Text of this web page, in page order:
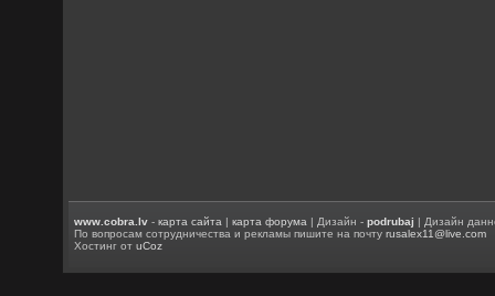
www.cobra.lv -карта сайта |карта форума | Дизайн -podrubaj | Дизайн
По вопросам сотрудничества и рекламы пишите на почтуrusalex11@live.com
Хостинг отuCoz